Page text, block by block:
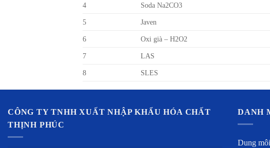
4 Soda Na2CO3
5 Javen
6 Oxi già – H2O2
7 LAS
8 SLES
CÔNG TY TNHH XUẤT NHẬP KHẨU HÓA CHẤT
THỊNH PHÚC
DANH
Dung